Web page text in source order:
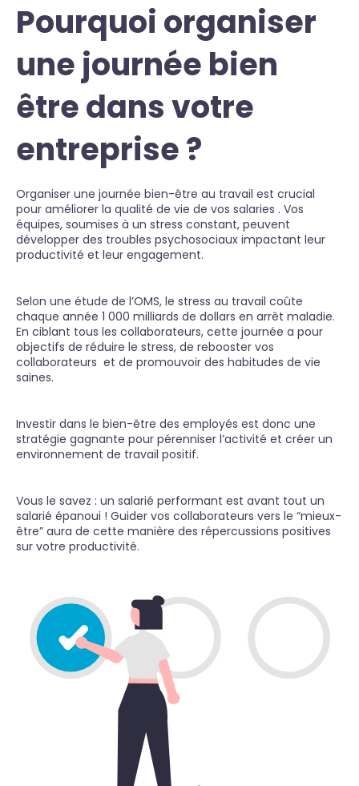
Pourquoi organiser
une journée bien
être dans votre
entreprise ?
Organiser une journée bien-être au travail est crucial
pour améliorer la qualité de vie de vos salaries . Vos
équipes, soumises à un stress constant, peuvent
développer des troubles psychosociaux impactant leur
productivité et leur engagement.
Selon une étude de l’OMS, le stress au travail coûte
chaque année 1 000 milliards de dollars en arrêt maladie.
En ciblant tous les collaborateurs, cette journée a pour
objectifs de réduire le stress, de rebooster vos
collaborateurs et de promouvoir des habitudes de vie
saines.
Investir dans le bien-être des employés est donc une
stratégie gagnante pour pérenniser l’activité et créer un
environnement de travail positif.
Vous le savez : un salarié performant est avant tout un
salarié épanoui ! Guider vos collaborateurs vers le “mieux-
être” aura de cette manière des répercussions positives
sur votre productivité.